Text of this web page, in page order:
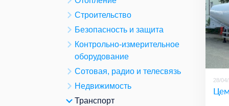
Строительство
Безопасность и защита
Контрольно-измерительное
оборудование
Сотовая, радио и телесвязь
Недвижимость
Транспорт
28/